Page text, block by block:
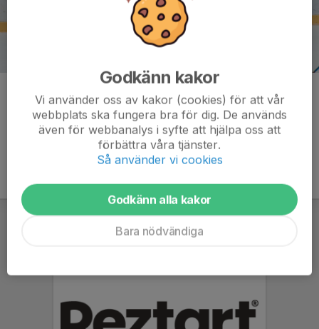
Kommentarer
Godkänn kakor
Vi använder oss av kakor (cookies) för att vår
webbplats ska fungera bra för dig. De används
även för webbanalys i syfte att hjälpa oss att
förbättra våra tjänster.
Så använder vi cookies
Godkänn alla kakor
Bara nödvändiga